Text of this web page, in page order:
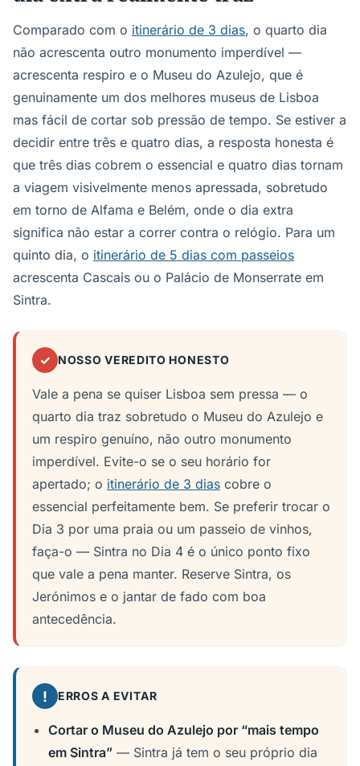
Comparado com o itinerário de 3 dias, o quarto dia
não acrescenta outro monumento imperdível —
acrescenta respiro e o Museu do Azulejo, que é
genuinamente um dos melhores museus de Lisboa
mas fácil de cortar sob pressão de tempo. Se estiver a
decidir entre três e quatro dias, a resposta honesta é
que três dias cobrem o essencial e quatro dias tornam
a viagem visivelmente menos apressada, sobretudo
em torno de Alfama e Belém, onde o dia extra
significa não estar a correr contra o relógio. Para um
quinto dia, o itinerário de 5 dias com passeios
acrescenta Cascais ou o Palácio de Monserrate em
Sintra.
✓ NOSSO VEREDITO HONESTO
Vale a pena se quiser Lisboa sem pressa — o
quarto dia traz sobretudo o Museu do Azulejo e
um respiro genuíno, não outro monumento
imperdível. Evite-o se o seu horário for
apertado; o itinerário de 3 dias cobre o
essencial perfeitamente bem. Se preferir trocar o
Dia 3 por uma praia ou um passeio de vinhos,
faça-o — Sintra no Dia 4 é o único ponto fixo
que vale a pena manter. Reserve Sintra, os
Jerónimos e o jantar de fado com boa
antecedência.
! ERROS A EVITAR
Cortar o Museu do Azulejo por “mais tempo
em Sintra” — Sintra já tem o seu próprio dia